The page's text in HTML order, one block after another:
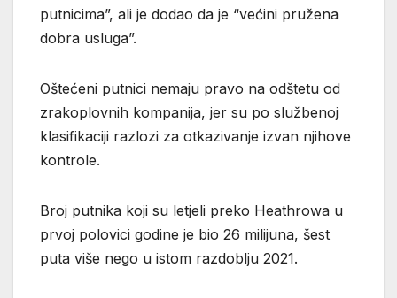
putnicima”, ali je dodao da je “većini pružena
dobra usluga”.
Oštećeni putnici nemaju pravo na odštetu od
zrakoplovnih kompanija, jer su po službenoj
klasifikaciji razlozi za otkazivanje izvan njihove
kontrole.
Broj putnika koji su letjeli preko Heathrowa u
prvoj polovici godine je bio 26 milijuna, šest
puta više nego u istom razdoblju 2021.